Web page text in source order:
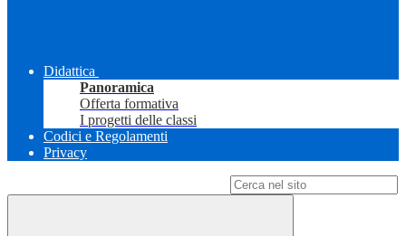
Didattica
Panoramica
Offerta formativa
I progetti delle classi
Codici e Regolamenti
Privacy